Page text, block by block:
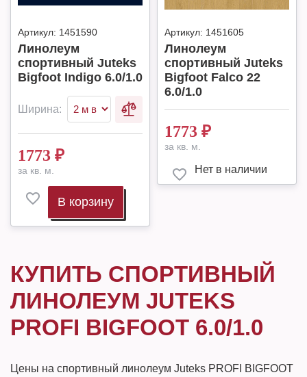
Артикул: 1451590
Линолеум
спортивный Juteks
Bigfoot Indigo 6.0/1.0
Ширина:
1773 ₽
за кв. м.
В корзину
Артикул: 1451605
Линолеум
спортивный Juteks
Bigfoot Falco 22
6.0/1.0
1773 ₽
за кв. м.
Нет в наличии
КУПИТЬ СПОРТИВНЫЙ
ЛИНОЛЕУМ JUTEKS
PROFI BIGFOOT 6.0/1.0
Цены на спортивный линолеум Juteks PROFI BIGFOOT